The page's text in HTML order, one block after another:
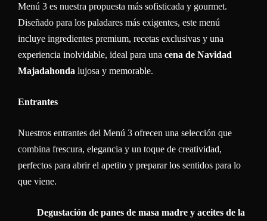
Menú 3 es nuestra propuesta más sofisticada y gourmet.
Diseñado para los paladares más exigentes, este menú
incluye ingredientes premium, recetas exclusivas y una
experiencia inolvidable, ideal para una cena de Navidad
Majadahonda lujosa y memorable.
Entrantes
Nuestros entrantes del Menú 3 ofrecen una selección que
combina frescura, elegancia y un toque de creatividad,
perfectos para abrir el apetito y preparar los sentidos para lo
que viene.
Degustación de panes de masa madre y aceites de la